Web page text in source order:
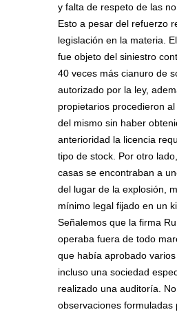
y falta de respeto de las
Esto a pesar del refuerzo
legislación en la materia.
fue objeto del siniestro
40 veces más cianuro de
autorizado por la ley,
propietarios procedieron
del mismo sin haber
anterioridad la licencia
tipo de stock. Por otro
casas se encontraban a
del lugar de la explosión,
mínimo legal fijado en un
Señalemos que la firma
operaba fuera de todo
que había aprobado
incluso una sociedad
realizado una auditoría.
observaciones formuladas